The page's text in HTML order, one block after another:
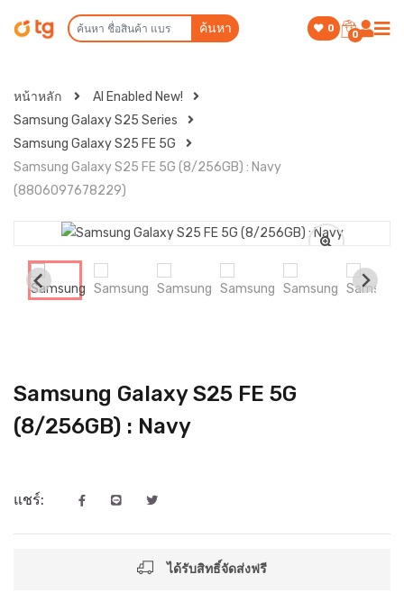
ค้นหา 0
0
หน้าหลัก
AI Enabled New!
Samsung Galaxy S25 Series
Samsung Galaxy S25 FE 5G
Samsung Galaxy S25 FE 5G (8/256GB) : Navy
(8806097678229)
Samsung Galaxy S25 FE 5G
(8/256GB) : Navy
แชร์:
ได้รับสิทธิ์จัดส่งฟรี